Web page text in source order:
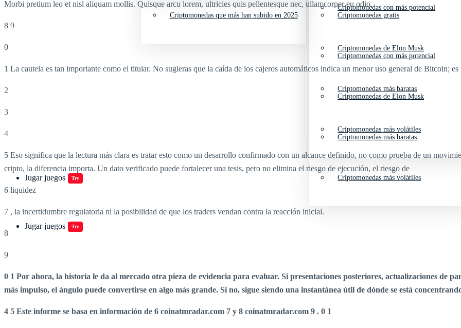
Criptomonedas con más potencial
Criptomonedas de Elon Musk
Criptomonedas más baratas
Criptomonedas más volátiles
Jugar juegos Try
Criptomonedas que más han subido en 2025 Criptomonedas gratis
Criptomonedas con más potencial
Criptomonedas de Elon Musk
Criptomonedas más baratas
Criptomonedas más volátiles
Jugar juegos Try
Morbi pretium leo et nisl aliquam mollis. Quisque arcu lorem, ultricies quis pellentesque nec, ullamcorper eu odio.
8 9
0
1 La cautela es tan importante como el titular. No sugieras que la caída de los cajeros automáticos indica un menor uso general de Bitcoin;
2
3
4
5 Eso significa que la lectura más clara es tratar esto como un desarrollo confirmado con un alcance definido, no como prueba de un
cripto, la diferencia importa. Un dato verificado puede fortalecer una tesis, pero no elimina el riesgo de ejecución, el riesgo de
6 liquidez
7 , la incertidumbre regulatoria ni la posibilidad de que los traders vendan contra la reacción inicial.
8
9
0 1 Por ahora, la historia le da al mercado otra pieza de evidencia para evaluar. Si presentaciones posteriores, actualizaciones de
más impulso, el ángulo puede convertirse en algo más grande. Si no, sigue siendo una instantánea útil de dónde se está
4 5 Este informe se basa en información de 6 coinatmradar.com 7 y 8 coinatmradar.com 9 . 0 1